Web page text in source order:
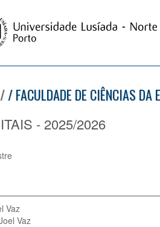
/ FACULDADE DE CIÊNCIAS DA
- 2025/2026
Vaz
Vaz